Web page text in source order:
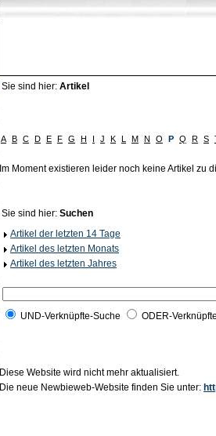
Sie sind hier: Artikel
A B C D E F G H I J K L M N O P Q R S
Im Moment existieren leider noch keine Artikel zu
Sie sind hier: Suchen
Artikel der letzten 14 Tage
Artikel des letzten Monats
Artikel des letzten Jahres
UND-Verknüpfte-Suche ODER-
Diese Website wird nicht mehr aktualisiert.
Die neue Newbieweb-Website finden Sie unter: